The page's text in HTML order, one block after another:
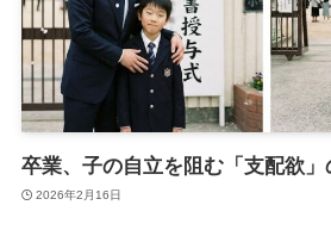
卒業、子の自立を阻む「支配欲」
2026年2月16日